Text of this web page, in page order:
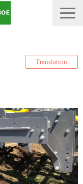
Translation